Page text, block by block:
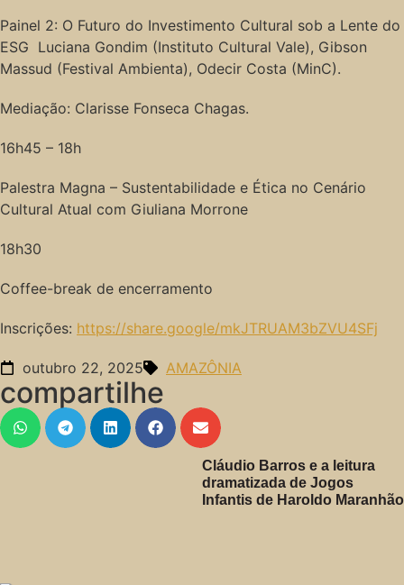
Painel 2: O Futuro do Investimento Cultural sob a Lente do
ESG Luciana Gondim (Instituto Cultural Vale), Gibson
Massud (Festival Ambienta), Odecir Costa (MinC).
Mediação: Clarisse Fonseca Chagas.
16h45 – 18h
Palestra Magna – Sustentabilidade e Ética no Cenário
Cultural Atual com Giuliana Morrone
18h30
Coffee-break de encerramento
Inscrições: https://share.google/mkJTRUAM3bZVU4SFj
outubro 22, 2025 AMAZÔNIA
compartilhe
Cláudio Barros e a leitura
dramatizada de Jogos
Infantis de Haroldo Maranhão